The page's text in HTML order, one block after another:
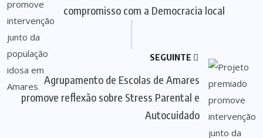
compromisso com a Democracia local
SEGUINTE
Agrupamento de Escolas de Amares
promove reflexão sobre Stress Parental e
Autocuidado